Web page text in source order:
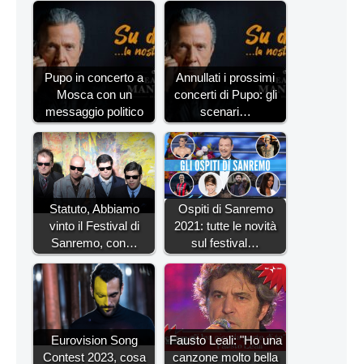
Pupo in concerto a
Mosca con un
messaggio politico
Annullati i prossimi
concerti di Pupo: gli
scenari…
Statuto, Abbiamo
vinto il Festival di
Sanremo, con…
Ospiti di Sanremo
2021: tutte le novità
sul festival…
Eurovision Song
Contest 2023, cosa
Fausto Leali: "Ho una
canzone molto bella